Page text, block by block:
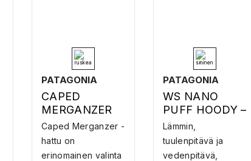
PATAGONIA
CAPED
MERGANZER
HAT –
AURINKOSUOJ
A LIPPALAKKI
Caped Merganzer -
hattu on
erinomainen valinta
PATAGONIA
WS NANO
PUFF HOODY –
KUITUTAKKI
Lämmin,
tuulenpitävä ja
vedenpitävä,